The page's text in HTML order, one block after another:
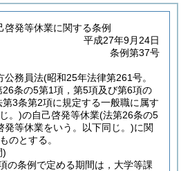
啓発等休業に関する条例
平成27年9月24日
条例第37号
公務員法(昭和25年法律第261号。
26条の5第1項，第5項及び第6項の
第3条第2項に規定する一般職に属す
。)の自己啓発等休業(法第26条の5
発等休業をいう。以下同じ。)に関
のとする。
)
の条例で定める期間は，大学等課